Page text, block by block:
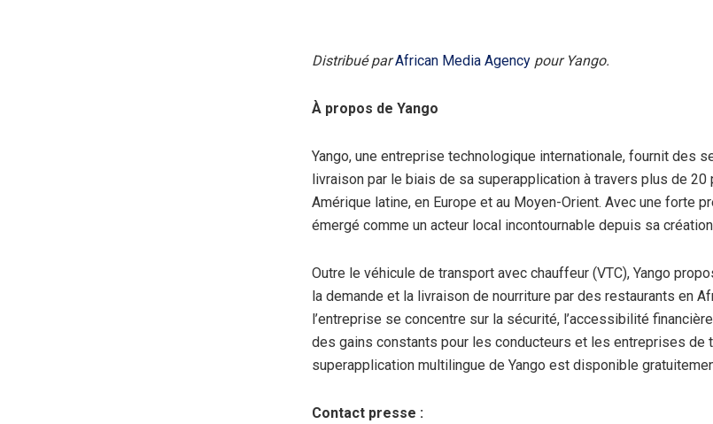
Distribué parAfrican Media Agency pour Yango.
À propos de Yango
Yango, une entreprise technologique internationale, fournit des
livraison par le biais de sa superapplication à travers plus de 20
Amérique latine, en Europe et au Moyen-Orient. Avec une forte
émergé comme un acteur local incontournable depuis sa
Outre le véhicule de transport avec chauffeur (VTC), Yango
la demande et la livraison de nourriture par des restaurants en
l’entreprise se concentre sur la sécurité, l’accessibilité
des gains constants pour les conducteurs et les entreprises de
superapplication multilingue de Yango est disponible
Contact presse :